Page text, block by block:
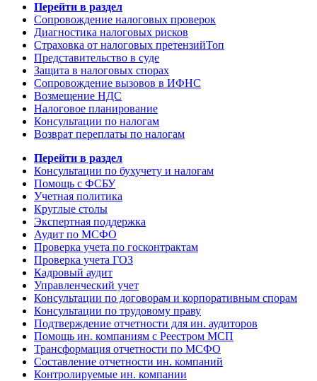
Перейти в раздел
Сопровождение налоговых проверок
Диагностика налоговых рисков
Страховка от налоговых претензийТоп
Представительство в суде
Защита в налоговых спорах
Сопровождение вызовов в ИФНС
Возмещение НДС
Налоговое планирование
Консультации по налогам
Возврат переплаты по налогам
Перейти в раздел
Консультации по бухучету и налогам
Помощь с ФСБУ
Учетная политика
Круглые столы
Экспертная поддержка
Аудит по МСФО
Проверка учета по госконтрактам
Проверка учета ГОЗ
Кадровый аудит
Управленческий учет
Консультации по договорам и корпоративным спорам
Консультации по трудовому праву
Подтверждение отчетности для ин. аудиторов
Помощь ин. компаниям с Реестром МСП
Трансформация отчетности по МСФО
Составление отчетности ин. компаний
Контролируемые ин. компании